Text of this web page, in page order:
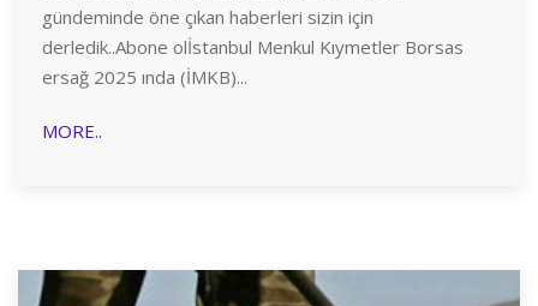
gündeminde öne çıkan haberleri sizin için
derledik..Abone olİstanbul Menkul Kıymetler Borsas
ersağ 2025 ında (İMKB)...
MORE..